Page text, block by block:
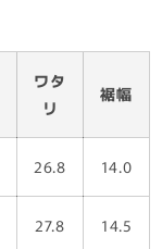
ワタ
リ
裾幅
26.8 14.0
27.8 14.5